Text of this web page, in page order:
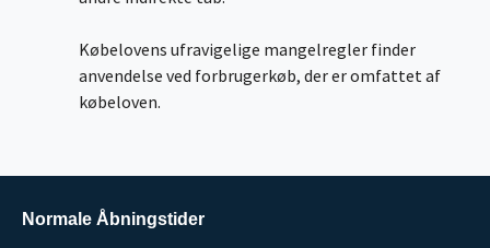
Købelovens ufravigelige mangelregler finder
anvendelse ved forbrugerkøb, der er omfattet af
købeloven.
Normale Åbningstider